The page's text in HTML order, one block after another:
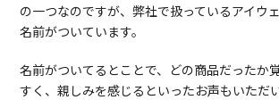
の一つなのですが、弊社で扱っているアイウ
名前がついています。
名前がついてるとことで、どの商品だったか
すく、親しみを感じるといったお声もいただ